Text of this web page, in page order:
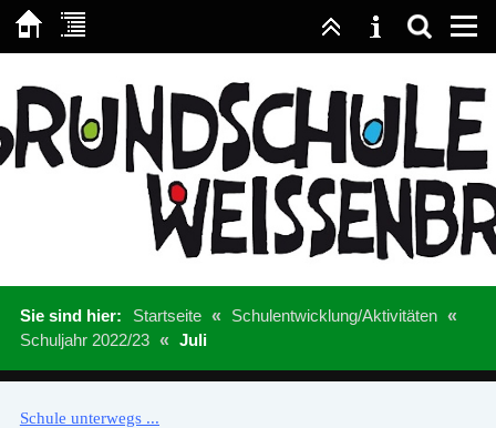
Sie sind hier: Startseite « Schulentwicklung/Aktivitäten «
Schuljahr 2022/23 « Juli
Schule unterwegs ...